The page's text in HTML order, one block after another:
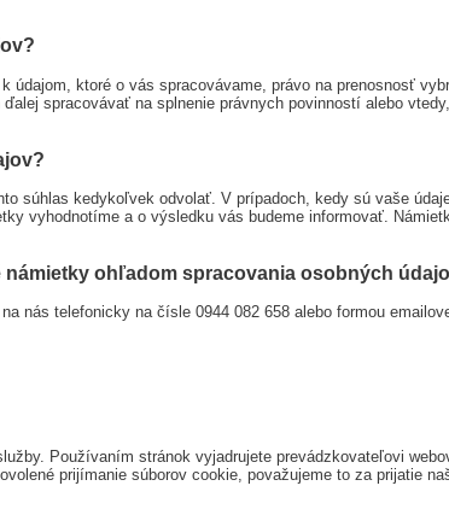
ktoré o vás spracovávame, právo na prenosnosť
spracovávať na splnenie právnych povinností alebo
súhlas kedykoľvek odvolať. V prípadoch, kedy sú vaše
vyhodnotíme a o výsledku vás budeme informovať.
ohľadom spracovania osobných
nás telefonicky na čísle 0944 082 658 alebo formou
Používaním stránok vyjadrujete prevádzkovateľovi
prijímanie súborov cookie, považujeme to za prijatie